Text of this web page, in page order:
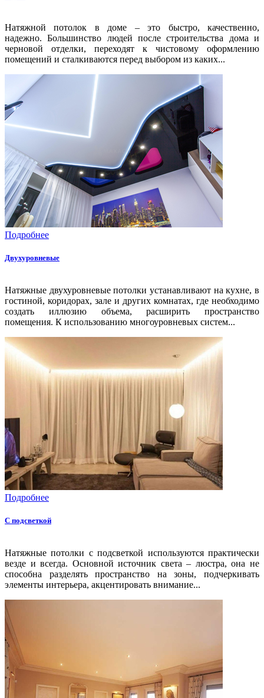
Натяжной потолок в доме – это быстро, качественно,
надежно. Большинство людей после строительства дома и
черновой отделки, переходят к чистовому оформлению
помещений и сталкиваются перед выбором из каких...
Подробнее
Двухуровневые
Натяжные двухуровневые потолки устанавливают на кухне, в
гостиной, коридорах, зале и других комнатах, где необходимо
создать иллюзию объема, расширить пространство
помещения. К использованию многоуровневых систем...
Подробнее
С подсветкой
Натяжные потолки с подсветкой используются практически
везде и всегда. Основной источник света – люстра, она не
способна разделять пространство на зоны, подчеркивать
элементы интерьера, акцентировать внимание...